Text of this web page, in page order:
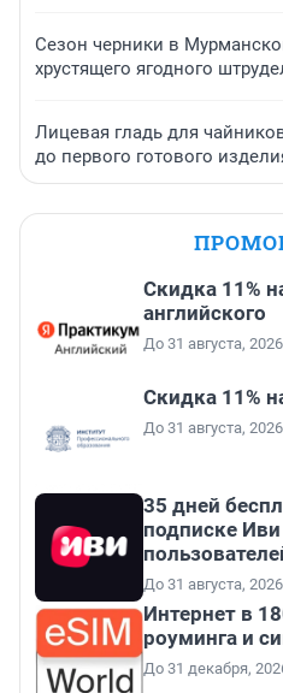
Сезон черники в
хрустящего ягодного
Лицевая гладь для
до первого готового
Скидка 11%
английского
До 31 августа, 2026
Скидка 11%
До 31 августа, 2026
35 дней
подписке
До 31 августа, 2026
Интернет в
роуминга и
До 31 декабря,